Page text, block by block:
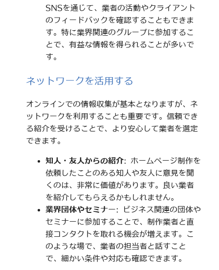
SNSを通じて、業者の活動やクライアント
のフィードバックを確認することもできま
す。特に業界関連のグループに参加するこ
とで、有益な情報を得られることが多いで
す。
ネットワークを活用する
オンラインでの情報収集が基本となりますが、ネ
ットワークを利用することも重要です。信頼でき
る紹介を受けることで、より安心して業者を選定
できます。
知人・友人からの紹介: ホームページ制作を
依頼したことのある知人や友人に意見を聞
くのは、非常に価値があります。良い業者
を紹介してもらえるかもしれません。
業界団体やセミナー: ビジネス関連の団体や
セミナーに参加することで、制作業者と直
接コンタクトを取れる機会が増えます。こ
のような場で、業者の担当者と話すこと
で、細かい条件や対応も確認できます。